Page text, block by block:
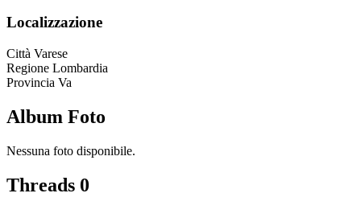
Localizzazione
Città Varese
Regione Lombardia
Provincia Va
Album Foto
Nessuna foto disponibile.
Threads 0